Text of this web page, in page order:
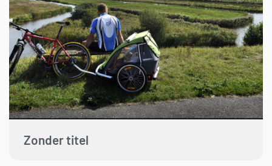
Zonder titel